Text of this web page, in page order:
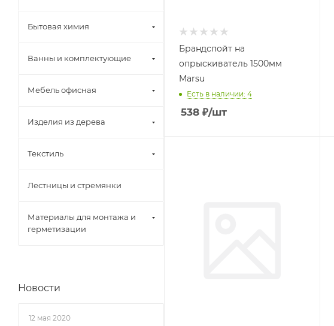
Брандспойт на
опрыскиватель 1500мм
Marsu
Есть в наличии: 4
538 ₽/шт
Бытовая химия
Ванны и комплектующие
Мебель офисная
Изделия из дерева
Текстиль
Лестницы и стремянки
Материалы для монтажа и
герметизации
Новости
12 мая 2020